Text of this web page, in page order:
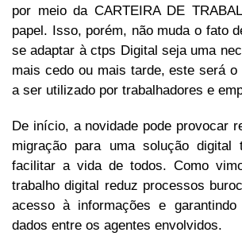
por meio da CARTEIRA DE
papel. Isso, porém, não muda o fato
se adaptar à ctps Digital seja uma
mais cedo ou mais tarde, este será o
a ser utilizado por trabalhadores e
De início, a novidade pode provocar
migração para uma solução digital
facilitar a vida de todos. Como
trabalho digital reduz processos
acesso à informações e
dados entre os agentes envolvidos.